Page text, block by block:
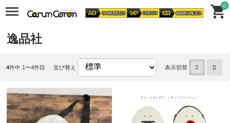
0
逸品社
4件中 1〜4件目 並び替え 表示切替